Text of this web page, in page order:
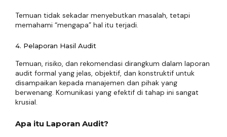
Temuan tidak sekadar menyebutkan masalah, tetapi
memahami “mengapa” hal itu terjadi.
4. Pelaporan Hasil Audit
Temuan, risiko, dan rekomendasi dirangkum dalam laporan
audit formal yang jelas, objektif, dan konstruktif untuk
disampaikan kepada manajemen dan pihak yang
berwenang. Komunikasi yang efektif di tahap ini sangat
krusial.
Apa itu Laporan Audit?